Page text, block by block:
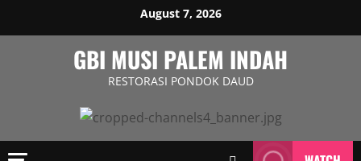
August 7, 2026
GBI MUSI PALEM INDAH
RESTORASI PONDOK DAUD